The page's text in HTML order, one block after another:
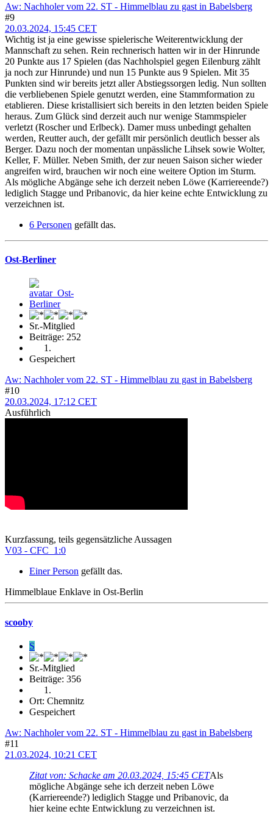
Aw: Nachholer vom 22. ST - Himmelblau zu gast in Babelsberg
#9
20.03.2024, 15:45 CET
Wichtig ist ja eine gewisse spielerische Weiterentwicklung der
Mannschaft zu sehen. Rein rechnerisch hatten wir in der Hinrunde
20 Punkte aus 17 Spielen (das Nachholspiel gegen Eilenburg zählt
ja noch zur Hinrunde) und nun 15 Punkte aus 9 Spielen. Mit 35
Punkten sind wir bereits jetzt aller Abstiegssorgen ledig. Nun sollten
die verbliebenen Spiele genutzt werden, eine Stammformation zu
etablieren. Diese kristallisiert sich bereits in den letzten beiden Spiele
heraus. Zum Glück sind derzeit auch nur wenige Stammspieler
verletzt (Roscher und Erlbeck). Damer muss unbedingt gehalten
werden, Reutter auch, der gefällt mir persönlich deutlich besser als
Berger. Dazu noch der momentan unpässliche Lihsek sowie Wolter,
Keller, F. Müller. Neben Smith, der zur neuen Saison sicher wieder
angreifen wird, brauchen wir noch eine weitere Option im Sturm.
Als mögliche Abgänge sehe ich derzeit neben Löwe (Karriereende?)
lediglich Stagge und Pribanovic, da hier keine echte Entwicklung zu
verzeichnen ist.
6 Personen gefällt das.
Ost-Berliner
Sr.-Mitglied
Beiträge: 252
Gespeichert
Aw: Nachholer vom 22. ST - Himmelblau zu gast in Babelsberg
#10
20.03.2024, 17:12 CET
Ausführlich
Kurzfassung, teils gegensätzliche Aussagen
V03 - CFC 1:0
Einer Person gefällt das.
Himmelblaue Enklave in Ost-Berlin
scooby
S
Sr.-Mitglied
Beiträge: 356
Ort: Chemnitz
Gespeichert
Aw: Nachholer vom 22. ST - Himmelblau zu gast in Babelsberg
#11
21.03.2024, 10:21 CET
Zitat von: Schacke am 20.03.2024, 15:45 CETAls
mögliche Abgänge sehe ich derzeit neben Löwe
(Karriereende?) lediglich Stagge und Pribanovic, da
hier keine echte Entwicklung zu verzeichnen ist.